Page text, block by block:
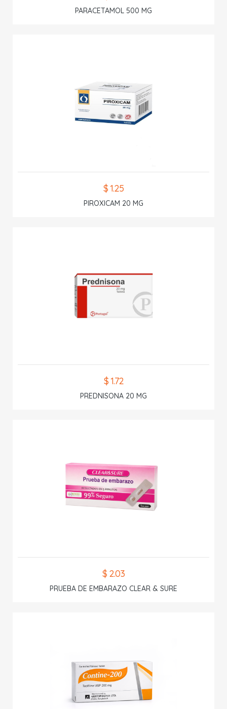
PARACETAMOL 500 MG
$ 1.25
PIROXICAM 20 MG
$ 1.72
PREDNISONA 20 MG
$ 2.03
PRUEBA DE EMBARAZO CLEAR & SURE